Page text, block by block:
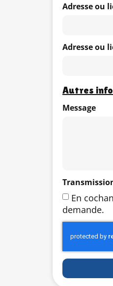
Adresse ou
Adresse ou
Autres
Message
En
demande.